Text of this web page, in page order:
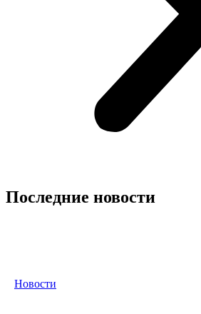
Последние новости
Новости